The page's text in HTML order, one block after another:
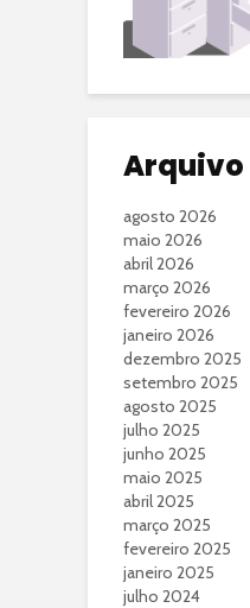
Arquivo
agosto 2026
maio 2026
abril 2026
março 2026
fevereiro 2026
janeiro 2026
dezembro 2025
setembro 2025
agosto 2025
julho 2025
junho 2025
maio 2025
abril 2025
março 2025
fevereiro 2025
janeiro 2025
julho 2024